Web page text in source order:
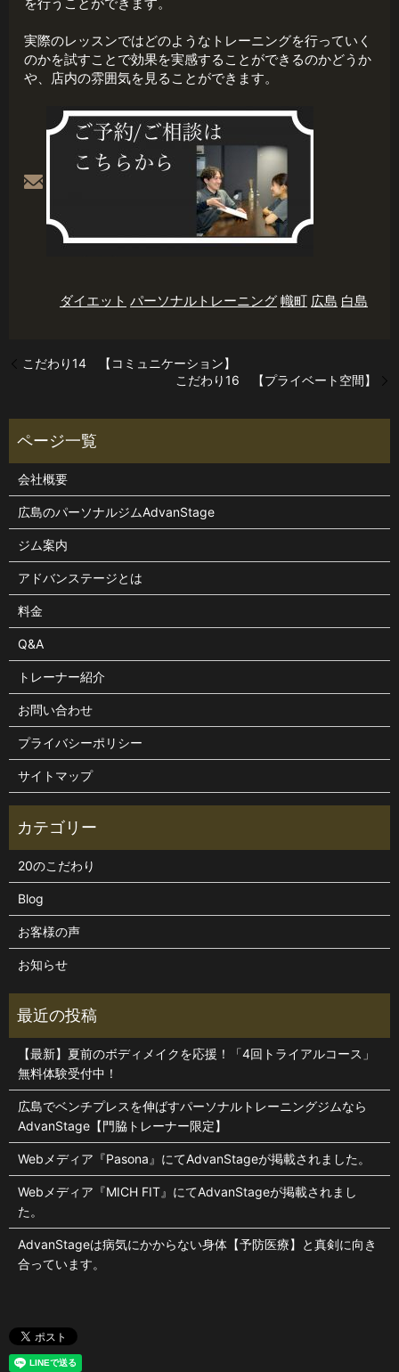
を行うことができます。
実際のレッスンではどのようなトレーニングを行っていく
のかを試すことで効果を実感することができるのかどうか
や、店内の雰囲気を見ることができます。
ダイエット パーソナルトレーニング 幟町 広島 白島
こだわり14 【コミュニケーション】
こだわり16 【プライベート空間】
会社概要
広島のパーソナルジムAdvanStage
ジム案内
アドバンステージとは
料金
Q&A
トレーナー紹介
お問い合わせ
プライバシーポリシー
サイトマップ
20のこだわり
Blog
お客様の声
お知らせ
【最新】夏前のボディメイクを応援！「4回トライアルコース」
無料体験受付中！
広島でベンチプレスを伸ばすパーソナルトレーニングジムなら
AdvanStage【門脇トレーナー限定】
Webメディア『Pasona』にてAdvanStageが掲載されました。
Webメディア『MICH FIT』にてAdvanStageが掲載されまし
た。
AdvanStageは病気にかからない身体【予防医療】と真剣に向き
合っています。